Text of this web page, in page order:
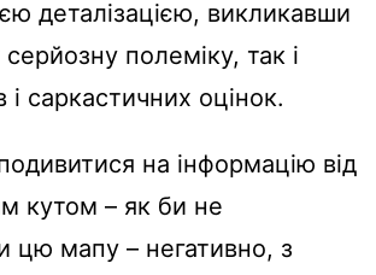
деталізацією, викликавши
полеміку, так і
саркастичних оцінок.
на інформацію від
кутом – як би не
цю мапу – негативно, з